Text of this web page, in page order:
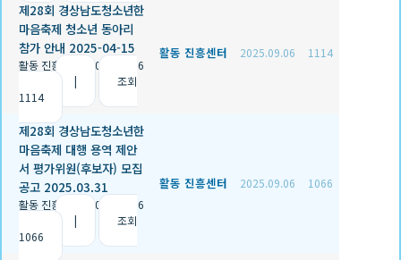
제28회 경상남도청소년한
마음축제 청소년 동아리
참가 안내 2025-04-15
활동 진흥센터
2025.09.06
|
조회
1114
활동 진흥센터 2025.09.06 1114
제28회 경상남도청소년한
마음축제 대행 용역 제안
서 평가위원(후보자) 모집
공고 2025.03.31
활동 진흥센터
2025.09.06
|
조회
1066
활동 진흥센터 2025.09.06 1066